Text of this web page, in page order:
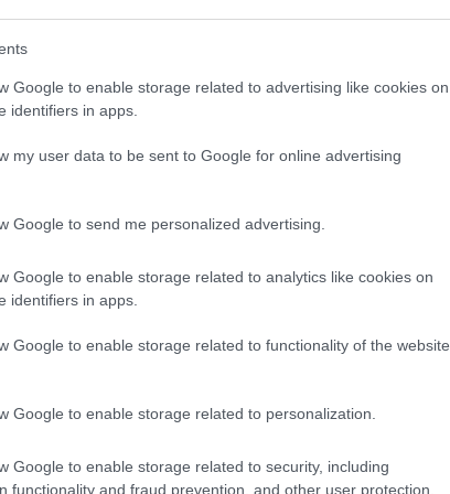
Google to enable storage related to advertising like cookies on
identifiers in apps.
my user data to be sent to Google for online advertising
Google to send me personalized advertising.
Google to enable storage related to analytics like cookies on
identifiers in apps.
Google to enable storage related to functionality of the website
Google to enable storage related to personalization.
Google to enable storage related to security, including
functionality and fraud prevention, and other user protection.
παρακολουθήσουν και, κατόπιν, να